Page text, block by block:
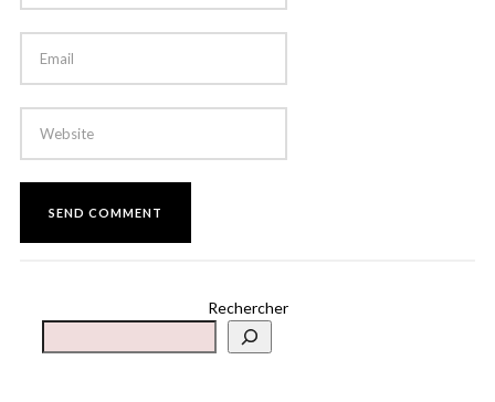
Rechercher